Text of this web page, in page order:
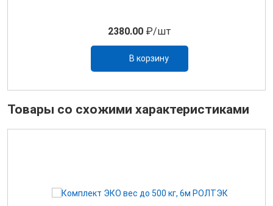
2380.00 ₽/шт
В корзину
Товары со схожими характеристиками